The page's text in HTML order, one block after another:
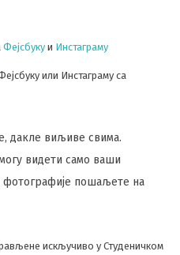
Фејсбуку и Инстаграму
или Инстаграму са
дакле виљиве свима.
видети само ваши
фотографије пошаљете на
искључиво у Студеничком